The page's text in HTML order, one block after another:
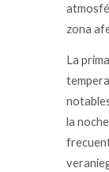
zona
La
la